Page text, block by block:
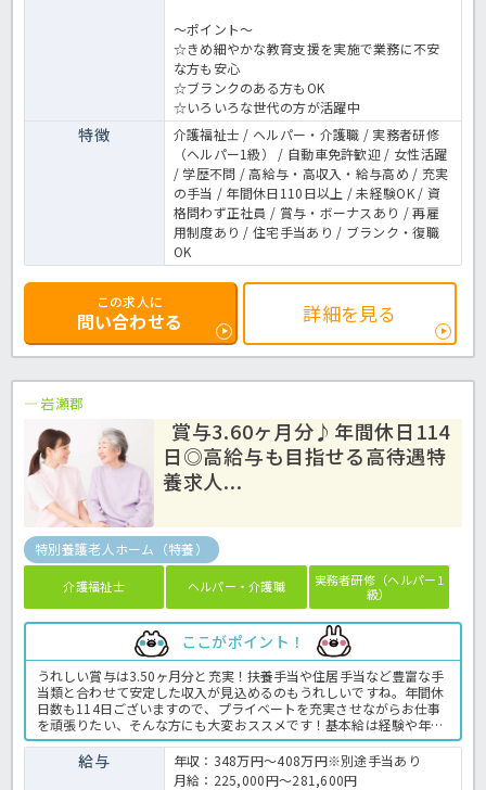
～ポイント～
☆きめ細やかな教育支援を実施で業務に不安
な方も安心
☆ブランクのある方もOK
☆いろいろな世代の方が活躍中
特徴
介護福祉士 / ヘルパー・介護職 / 実務者研修
（ヘルパー1級） / 自動車免許歓迎 / 女性活躍
/ 学歴不問 / 高給与・高収入・給与高め / 充実
の手当 / 年間休日110日以上 / 未経験OK / 資
格問わず正社員 / 賞与・ボーナスあり / 再雇
用制度あり / 住宅手当あり / ブランク・復職
OK
この求人に
問い合わせる 詳細を見る
岩瀬郡
賞与3.60ヶ月分♪年間休日114
日◎高給与も目指せる高待遇特
養求人...
特別養護老人ホーム（特養）
介護福祉士 ヘルパー・介護職
実務者研修（ヘルパー1
級）
ここがポイント！
うれしい賞与は3.50ヶ月分と充実！扶養手当や住居手当など豊富な手
当類と合わせて安定した収入が見込めるのもうれしいですね。年間休
日数も114日ございますので、プライベートを充実させながらお仕事
を頑張りたい、そんな方にも大変おススメです！基本給は経験や年齢
を考慮して決定しますので、まずはお気軽にほっ介護までお問い合わ
せくださいね。特養での介護業務全般です。＜介護職 正職員 特養
の求人＞
給与
年収：348万円～408万円※別途手当あり
月給：225,000円～281,600円